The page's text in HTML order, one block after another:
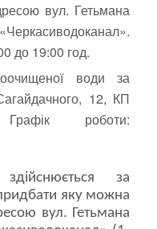
вул. Гетьмана
до 19:00 год.
води за
12, КП
Графік роботи:
за
яку можна
вул. Гетьмана